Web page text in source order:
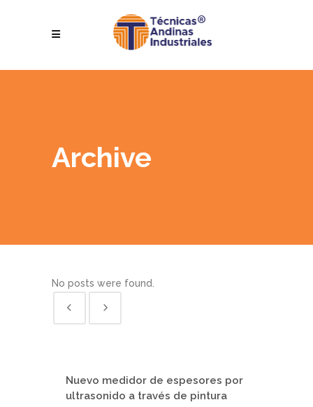
Archive
No posts were found.
Nuevo medidor de espesores por
ultrasonido a través de pintura